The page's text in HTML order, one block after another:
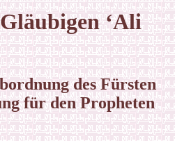
‘Ali
des Fürsten
für den Propheten